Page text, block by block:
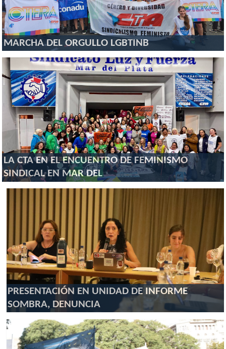
MARCHA DEL ORGULLO LGBTINB
LA CTA EN EL ENCUENTRO DE FEMINISMO
SINDICAL EN MAR DEL
PRESENTACIÓN EN UNIDAD DE INFORME
SOMBRA, DENUNCIA